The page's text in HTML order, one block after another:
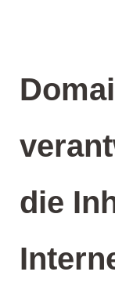
die